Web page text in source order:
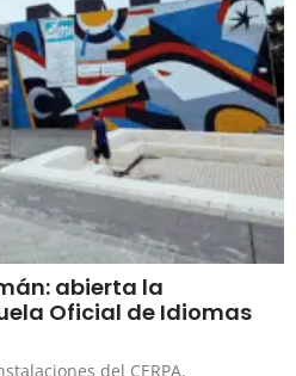
abierta la
Oficial de Idiomas
del CERPA.